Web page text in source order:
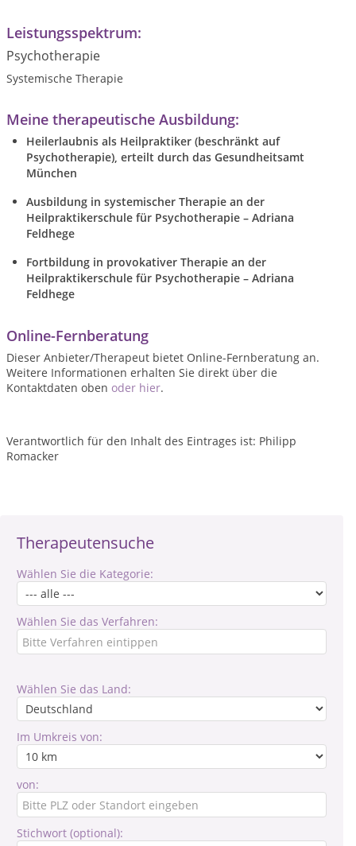
Therapeutensuche
Wählen Sie die Kategorie:
Wählen Sie das Verfahren:
Wählen Sie das Land:
Im Umkreis von:
von:
Stichwort (optional):
Leistungsspektrum:
Psychotherapie
Systemische Therapie
Meine therapeutische Ausbildung:
Heilerlaubnis als Heilpraktiker (beschränkt auf
Psychotherapie), erteilt durch das Gesundheitsamt
München
Ausbildung in systemischer Therapie an der
Heilpraktikerschule für Psychotherapie – Adriana
Feldhege
Fortbildung in provokativer Therapie an der
Heilpraktikerschule für Psychotherapie – Adriana
Feldhege
Online-Fernberatung
Dieser Anbieter/Therapeut bietet Online-Fernberatung an.
Weitere Informationen erhalten Sie direkt über die
Kontaktdaten oben oder hier.
Verantwortlich für den Inhalt des Eintrages ist: Philipp
Romacker